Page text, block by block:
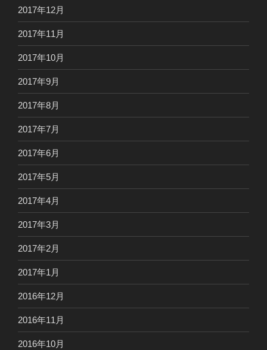
2017年12月
2017年11月
2017年10月
2017年9月
2017年8月
2017年7月
2017年6月
2017年5月
2017年4月
2017年3月
2017年2月
2017年1月
2016年12月
2016年11月
2016年10月